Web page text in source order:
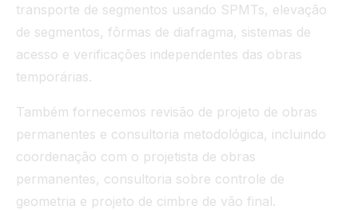
transporte de segmentos usando SPMTs, elevação
de segmentos, fôrmas de diafragma, sistemas de
acesso e verificações independentes das obras
temporárias.
Também fornecemos revisão de projeto de obras
permanentes e consultoria metodológica, incluindo
coordenação com o projetista de obras
permanentes, consultoria sobre controle de
geometria e projeto de cimbre de vão final.